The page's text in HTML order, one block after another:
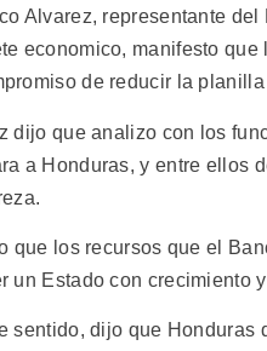
Alvarez, representante
economico, manifesto
de reducir la
dijo que analizo con los
a Honduras, y entre ellos
que los recursos que el
un Estado con crecimiento
sentido, dijo que Honduras